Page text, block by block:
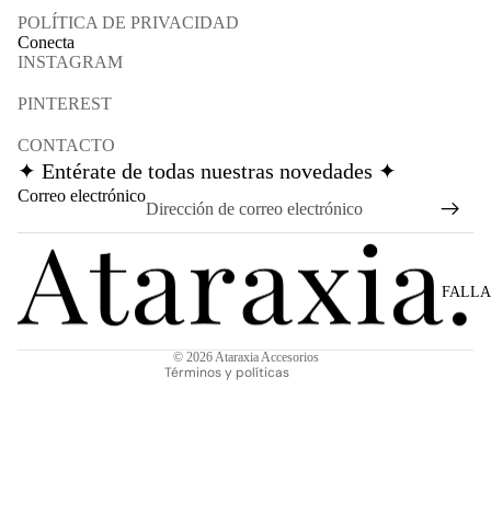
POLÍTICA DE PRIVACIDAD
Conecta
INSTAGRAM
PINTEREST
CONTACTO
✦ Entérate de todas nuestras novedades ✦
Correo electrónico
© 2026Ataraxia Accesorios
Términos y políticas
Política de reembolso
Política de privacidad
Política de envío
Información de contacto